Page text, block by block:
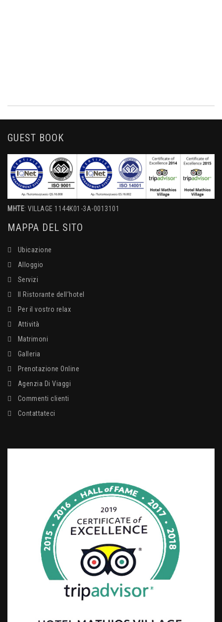
GUEST BOOK
MHTE: VILLAGE 1144K01-3A-0013101
MAPPA DEL SITO
Ubicazione
Alloggio
Servizi
Il Ristorante dell’hotel
Per il vostro relax
Attività
Matrimoni
Galleria
Prenotazione Online
Agenzia Di Viaggi
Commenti clienti
Contattateci